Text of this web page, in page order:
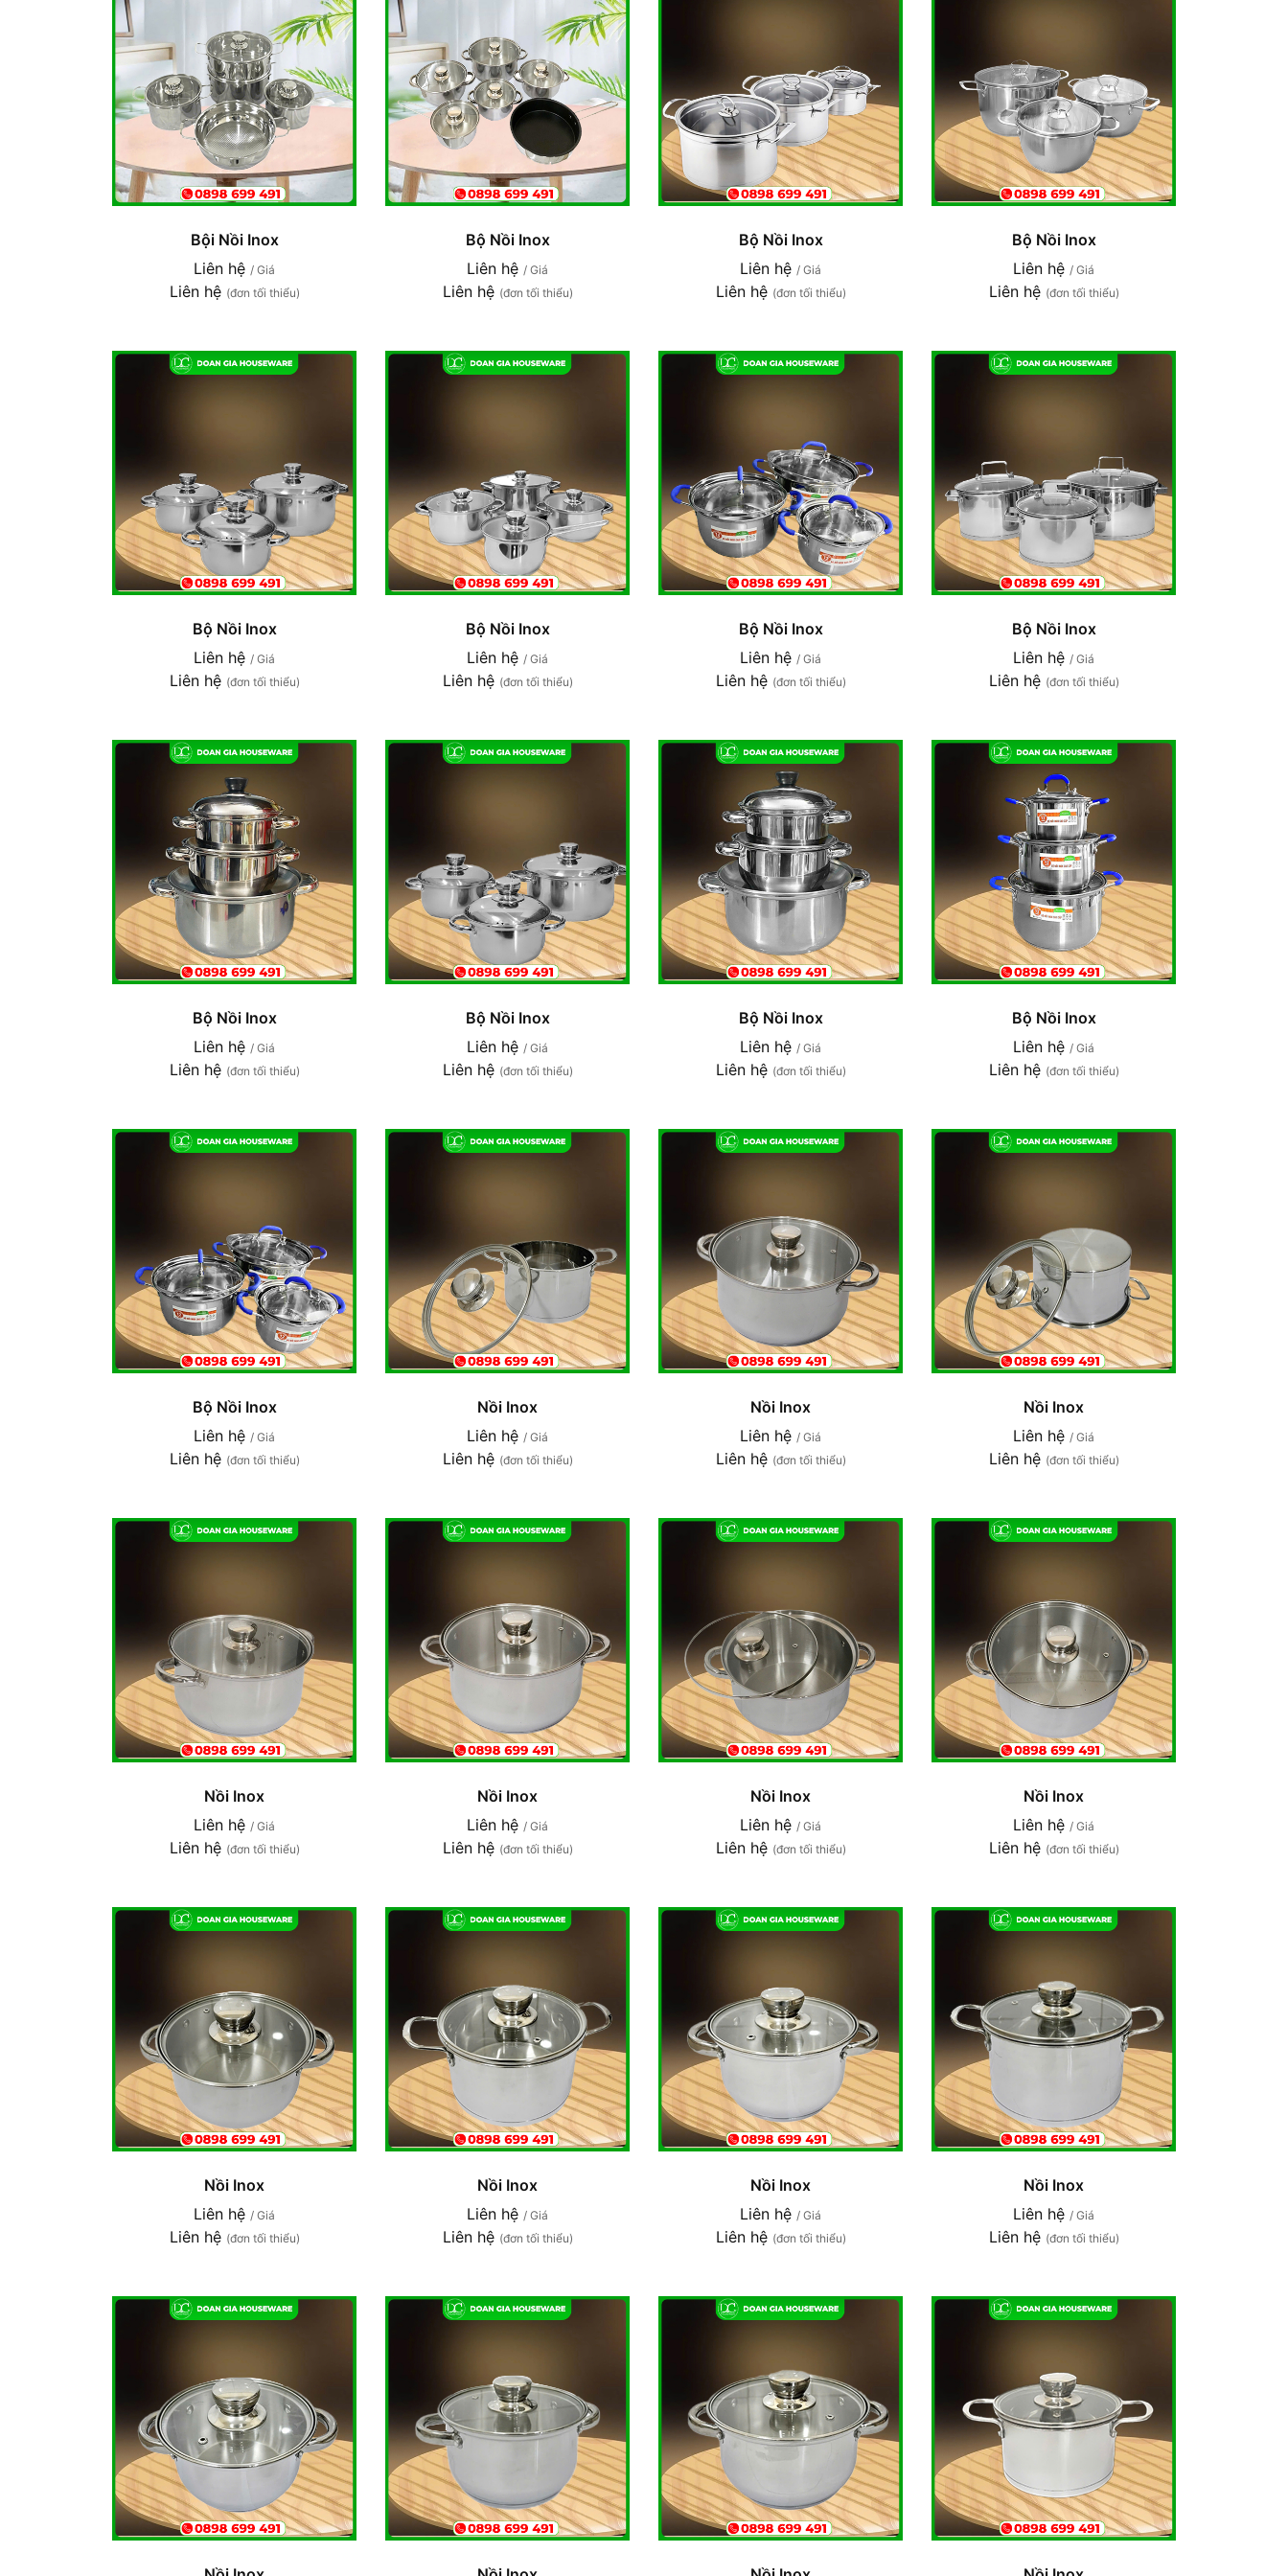
Bội Nồi Inox
Liên hệ / Giá
Liên hệ (đơn tối thiểu)
Bộ Nồi Inox
Liên hệ / Giá
Liên hệ (đơn tối thiểu)
Bộ Nồi Inox
Liên hệ / Giá
Liên hệ (đơn tối thiểu)
Bộ Nồi Inox
Liên hệ / Giá
Liên hệ (đơn tối thiểu)
Bộ Nồi Inox
Liên hệ / Giá
Liên hệ (đơn tối thiểu)
Bộ Nồi Inox
Liên hệ / Giá
Liên hệ (đơn tối thiểu)
Bộ Nồi Inox
Liên hệ / Giá
Liên hệ (đơn tối thiểu)
Bộ Nồi Inox
Liên hệ / Giá
Liên hệ (đơn tối thiểu)
Bộ Nồi Inox
Liên hệ / Giá
Liên hệ (đơn tối thiểu)
Bộ Nồi Inox
Liên hệ / Giá
Liên hệ (đơn tối thiểu)
Bộ Nồi Inox
Liên hệ / Giá
Liên hệ (đơn tối thiểu)
Bộ Nồi Inox
Liên hệ / Giá
Liên hệ (đơn tối thiểu)
Bộ Nồi Inox
Liên hệ / Giá
Liên hệ (đơn tối thiểu)
Nồi Inox
Liên hệ / Giá
Liên hệ (đơn tối thiểu)
Nồi Inox
Liên hệ / Giá
Liên hệ (đơn tối thiểu)
Nồi Inox
Liên hệ / Giá
Liên hệ (đơn tối thiểu)
Nồi Inox
Liên hệ / Giá
Liên hệ (đơn tối thiểu)
Nồi Inox
Liên hệ / Giá
Liên hệ (đơn tối thiểu)
Nồi Inox
Liên hệ / Giá
Liên hệ (đơn tối thiểu)
Nồi Inox
Liên hệ / Giá
Liên hệ (đơn tối thiểu)
Nồi Inox
Liên hệ / Giá
Liên hệ (đơn tối thiểu)
Nồi Inox
Liên hệ / Giá
Liên hệ (đơn tối thiểu)
Nồi Inox
Liên hệ / Giá
Liên hệ (đơn tối thiểu)
Nồi Inox
Liên hệ / Giá
Liên hệ (đơn tối thiểu)